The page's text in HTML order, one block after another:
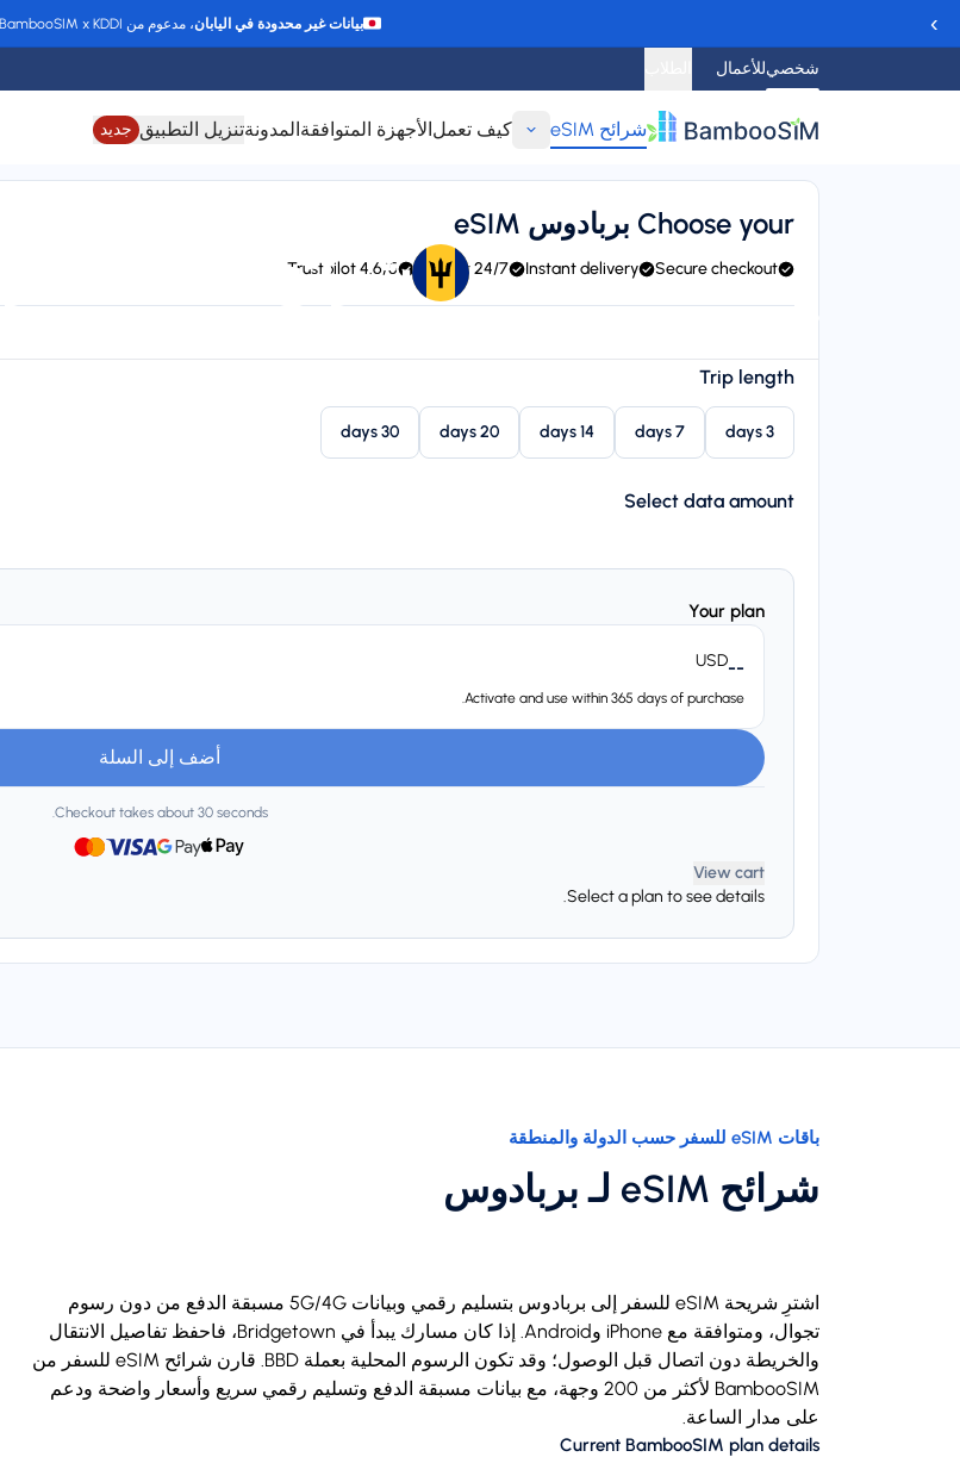
بيانات غير محدودة في اليابان، مدعوم من BambooSIM x KDDI ›
شخصيللأعمال
شرائح eSIM كيف تعملالأجهزة المتوافقةالمدونةتنزيل التطبيق جديد
شرائح eSIM لـ بربادوس
Choose your بربادوس eSIM
Secure checkout
Instant delivery
24/7 support
4.6/5 Trustpilot
Trip length
3 days
7 days
14 days
20 days
30 days
Select data amount
Your plan
--
USD
Activate and use within 365 days of purchase.
أضف إلى السلة
Checkout takes about 30 seconds.
View cart
Select a plan to see details.
باقات eSIM للسفر حسب الدولة والمنطقة
شرائح eSIM لـ بربادوس
اشترِ شريحة eSIM للسفر إلى بربادوس بتسليم رقمي وبيانات 5G/4G مسبقة الدفع من دون رسوم
تجوال، ومتوافقة مع iPhone وAndroid. إذا كان مسارك يبدأ في Bridgetown، فاحفظ تفاصيل الانتقال
والخريطة دون اتصال قبل الوصول؛ وقد تكون الرسوم المحلية بعملة BBD. قارن شرائح eSIM للسفر من
BambooSIM لأكثر من 200 وجهة، مع بيانات مسبقة الدفع وتسليم رقمي سريع وأسعار واضحة ودعم
على مدار الساعة.
Current BambooSIM plan details